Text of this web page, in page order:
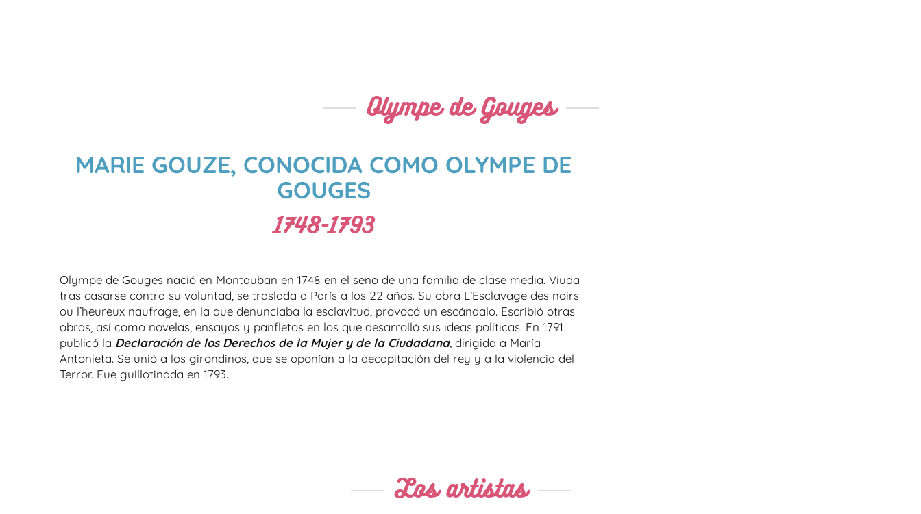
Olympe de Gouges
MARIE GOUZE, CONOCIDA COMO OLYMPE DE
GOUGES
1748-1793
Olympe de Gouges nació en Montauban en 1748 en el seno de una familia de clase media. Viuda
tras casarse contra su voluntad, se traslada a París a los 22 años. Su obra L’Esclavage des noirs
ou l’heureux naufrage, en la que denunciaba la esclavitud, provocó un escándalo. Escribió otras
obras, así como novelas, ensayos y panfletos en los que desarrolló sus ideas políticas. En 1791
publicó la Declaración de los Derechos de la Mujer y de la Ciudadana, dirigida a María
Antonieta. Se unió a los girondinos, que se oponían a la decapitación del rey y a la violencia del
Terror. Fue guillotinada en 1793.
Los artistas